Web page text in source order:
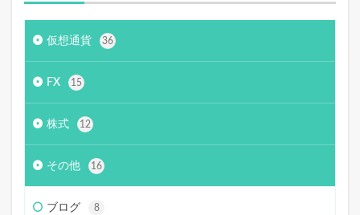
仮想通貨 36
FX 15
株式 12
その他 16
ブログ 8